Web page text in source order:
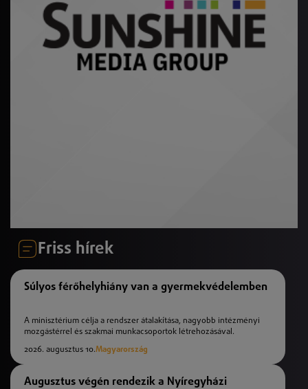
Friss hírek
Súlyos férőhelyhiány van a gyermekvédelemben
A minisztérium célja a rendszer átalakítása, nagyobb intézményi
mozgástérrel és szakmai munkacsoportok létrehozásával.
2026. augusztus 10.Magyarország
Augusztus végén rendezik a Nyíregyházi